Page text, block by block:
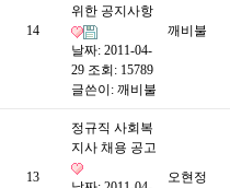
14
위한 공지사항
날짜: 2011-04-
29 조회: 15789
글쓴이: 깨비불
깨비불
13
정규직 사회복
지사 채용 공고
오현정